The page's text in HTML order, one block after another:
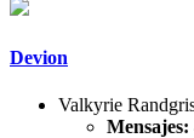
Devion
Valkyrie
Mensajes: